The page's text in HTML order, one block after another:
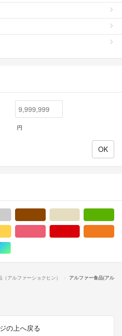
円
金色系マルチカラー
アルファーショクヒン）
アルファー食品(アル
の上へ戻る